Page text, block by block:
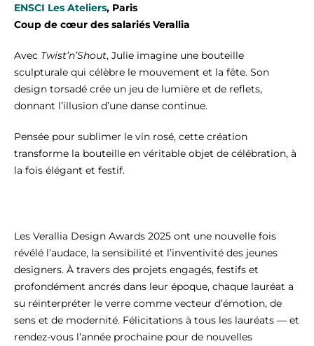
ENSCI Les Ateliers, Paris
Coup de cœur des salariés Verallia
Avec Twist’n’Shout, Julie imagine une bouteille
sculpturale qui célèbre le mouvement et la fête. Son
design torsadé crée un jeu de lumière et de reflets,
donnant l’illusion d’une danse continue.
Pensée pour sublimer le vin rosé, cette création
transforme la bouteille en véritable objet de célébration, à
la fois élégant et festif.
Les Verallia Design Awards 2025 ont une nouvelle fois
révélé l’audace, la sensibilité et l’inventivité des jeunes
designers. À travers des projets engagés, festifs et
profondément ancrés dans leur époque, chaque lauréat a
su réinterpréter le verre comme vecteur d’émotion, de
sens et de modernité. Félicitations à tous les lauréats — et
rendez-vous l’année prochaine pour de nouvelles